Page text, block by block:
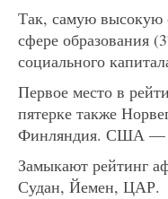
Так, самую высокую
сфере образования
социального
Первое место в
пятерке также
Финляндия. США —
Замыкают рейтинг
Судан, Йемен, ЦАР.